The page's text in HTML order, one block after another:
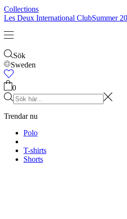
Les Deux International Club
Sweden
Shorts